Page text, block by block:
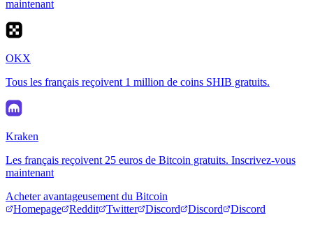
maintenant
OKX
Tous les français reçoivent 1 million de coins SHIB gratuits.
Kraken
Les français reçoivent 25 euros de Bitcoin gratuits. Inscrivez-vous
maintenant
Acheter avantageusement du Bitcoin
Homepage
Reddit Twitter Discord Discord Discord